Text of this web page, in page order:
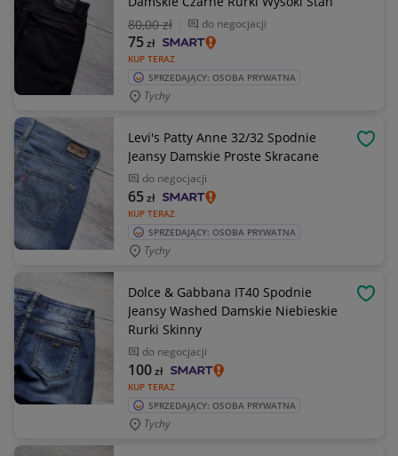
80,00 zł do negocjacji
KUP TERAZ
75zł
SPRZEDAJĄCY: OSOBA PRYWATNA
Tychy
Levi's Patty Anne 32/32 Spodnie
Jeansy Damskie Proste Skracane
do negocjacji
KUP TERAZ
65zł
SPRZEDAJĄCY: OSOBA PRYWATNA
Tychy
Dolce & Gabbana IT40 Spodnie
Jeansy Washed Damskie Niebieskie
Rurki Skinny
do negocjacji
KUP TERAZ
100zł
SPRZEDAJĄCY: OSOBA PRYWATNA
Tychy